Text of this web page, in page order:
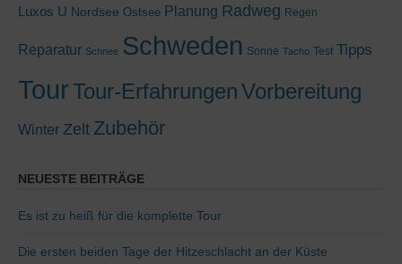
Luxos U Nordsee Ostsee Planung Radweg Regen
Reparatur Schnee Schweden Sonne Tacho Test Tipps
TourTour-ErfahrungenVorbereitung
Winter Zelt Zubehör
NEUESTE BEITRÄGE
Es ist zu heiß für die komplette Tour
Die ersten beiden Tage der Hitzeschlacht an der Küste